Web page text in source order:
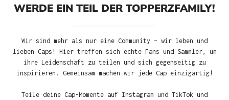
WERDE EIN TEIL DER TOPPERZFAMILY!
Wir sind mehr als nur eine Community – wir leben und
lieben Caps! Hier treffen sich echte Fans und Sammler, um
ihre Leidenschaft zu teilen und sich gegenseitig zu
inspirieren. Gemeinsam machen wir jede Cap einzigartig!
Teile deine Cap-Momente auf Instagram und TikTok und